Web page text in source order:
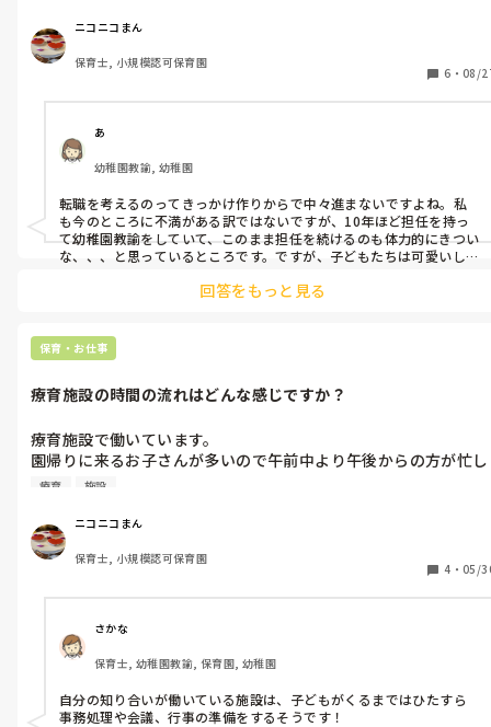
して動けるようになってきたなあという感じでした。もちろん、時
や子どもによってうまく行かない日も多かったですが…
少し幼いかもしれませんが、最初は風船や手袋シアターなどを使っ
てこちらに引きつけられるような方法を入れながら、少しずつ落ち
る活動も多めに取り入れていました。
また、信頼関係が深まってくると担任の私についてきてくれる子ど
もも増えたので、今はまだ7月ですが、ニコニコまんさんもこれから
信頼関係がさらに深まってくると、少しずつ変わってくる部分もあ
るのではないかと思います。
どうしたら落ち着いてくれるか…は私もはっきりわかりませんが、こ
んな感じで保育していました。長い目で見ると、3月には1人1人の成
長もあり、大分落ち着いたと感じています😌
参考にならなかったらすみません💦
年齢も51になり、体力的にどうなんだろうと考えちゃう部分もあ
ったり。
わたしぐらいの年で保育園に転職したという方はきっとたくさん
転職。。皆さんはどんなタイミングでどう動かれてるのでしょう
ニコニコまん
保育士, 小規模認可保育園
6 ・ 08/
あ
幼稚園教諭, 幼稚園
転職を考えるのってきっかけ作りからで中々進まないですよね。私
も今のところに不満がある訳ではないですが、10年ほど担任を持っ
て幼稚園教諭をしていて、このまま担任を続けるのも体力的にきつい
な、、、と思っているところです。ですが、子どもたちは可愛いし成
ます。療育施設も視野に入れて転職考えていますが、やはり大変そう
援しています！！
回答をもっと見る
保育・お仕事
療育施設の時間の流れはどんな感じですか？
療育施設で働いています。
園帰りに来るお子さんが多いので午前中より午後からの方が忙し
くなるのはわかるんですが、夕方はほんとにバタバターって嵐の
みなさんの働かれてるところもそんな感じですか？療育だからど
の時間もお子さんとしっかり向き合えるようになってるものと思
ってたのですが。
療育 施設
ニコニコまん
保育士, 小規模認可保育園
4 ・ 05/
さかな
保育士, 幼稚園教諭, 保育園, 幼稚園
自分の知り合いが働いている施設は、子どもがくるまではひたすら
事務処理や会議、行事の準備をするそうです！